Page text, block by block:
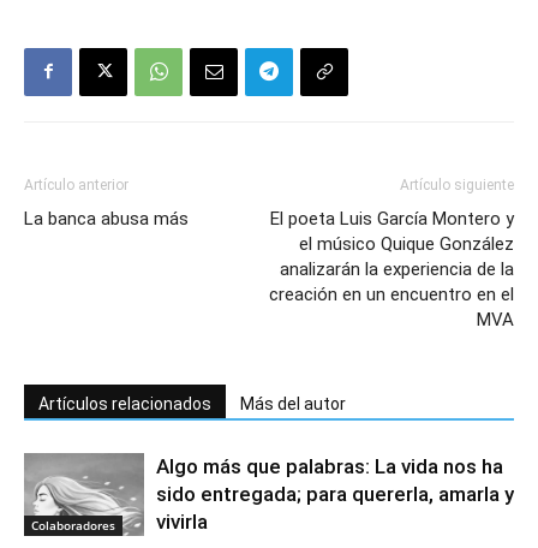
Artículo anterior
La banca abusa más
Artículo siguiente
El poeta Luis García Montero y
el músico Quique González
analizarán la experiencia de la
creación en un encuentro en el
MVA
Artículos relacionados Más del autor
Colaboradores
Algo más que palabras: La vida nos ha
sido entregada; para quererla, amarla y
vivirla